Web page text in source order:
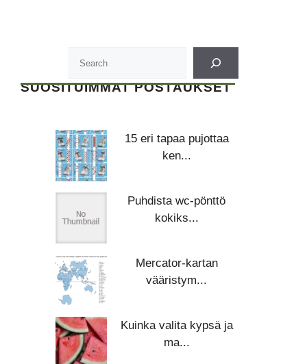
SUOSITUIMMAT POSTAUKSET
15 eri tapaa pujottaa
ken...
Puhdista wc-pönttö
kokiks...
Mercator-kartan
vääristym...
Kuinka valita kypsä ja
ma...